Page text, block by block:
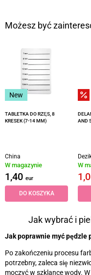
Możesz być
New
TABLETKA DO RZĘS, 8
KRESEK (7-14 MM)
China
W magazynie
1,40 eur
DO KOSZYKA
AND
W
Jak wybrać i
Jak poprawnie myć pędzle
Po zakończeniu procesu
potrzebny, zaleca się
moczyć w szklance wody.